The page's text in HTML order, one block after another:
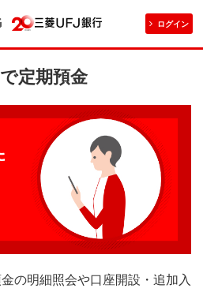
ログイン
定期預金
の明細照会や口座開設・追加入